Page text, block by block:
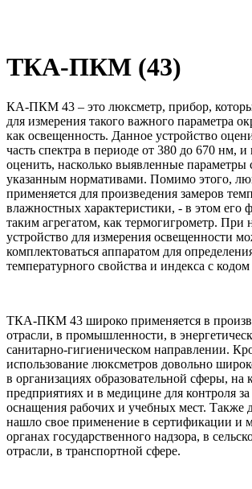
ТКА-ПКМ (43)
КА-ПКМ 43 – это люксметр, прибор,
для измерения такого важного параметра
как освещенность. Данное устройство
часть спектра в периоде от 380 до 670 нм, и
оценить, насколько выявленные параметры
указанным нормативами. Помимо этого,
применяется для произведения замеров
влажностных характеристики, - в этом его
таким агрегатом, как термогигрометр. При
устройство для измерения освещенности
комплектоваться аппаратом для
температурного свойства и индекса с
ТКА-ПКМ 43 широко применяется в
отрасли, в промышленности, в
санитарно-гигиеническом направлении.
использование люксметров довольно
в организациях образовательной сферы, на
предприятиях и в медицине для контроля за
оснащения рабочих и учебных мест. Также
нашло свое применение в сертификации и
органах государственного надзора, в
отрасли, в транспортной сфере.